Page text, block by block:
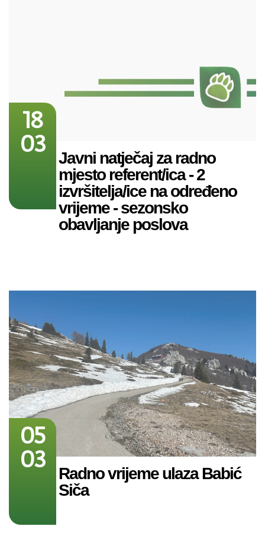
18
03
Javni natječaj za radno
mjesto referent/ica - 2
izvršitelja/ice na određeno
vrijeme - sezonsko
obavljanje poslova
05
03
Radno vrijeme ulaza Babić
Siča